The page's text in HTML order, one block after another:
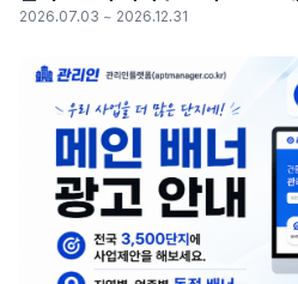
2026.07.03 ~ 2026.12.31